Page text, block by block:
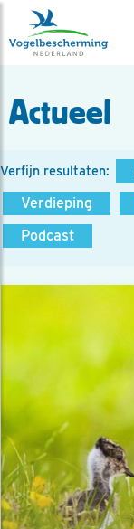
Actueel
Verfijn resultaten:
Verdieping
Podcast